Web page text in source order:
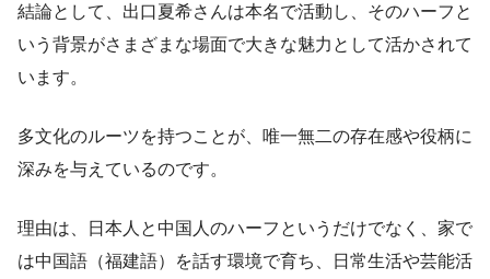
結論として、出口夏希さんは本名で活動し、そのハーフと
いう背景がさまざまな場面で大きな魅力として活かされて
います。
多文化のルーツを持つことが、唯一無二の存在感や役柄に
深みを与えているのです。
理由は、日本人と中国人のハーフというだけでなく、家で
は中国語（福建語）を話す環境で育ち、日常生活や芸能活